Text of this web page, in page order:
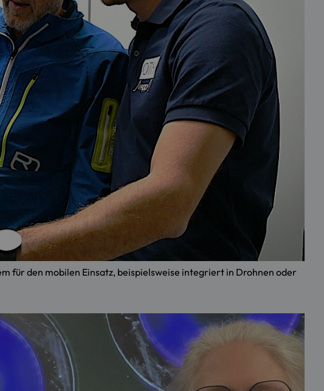
für den mobilen Einsatz, beispielsweise integriert in Drohnen oder